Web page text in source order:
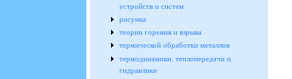
устройств и систем
рисунка
теории горения и взрыва
термической обработки металлов
термодинамики, теплопередачи и
гидравлики